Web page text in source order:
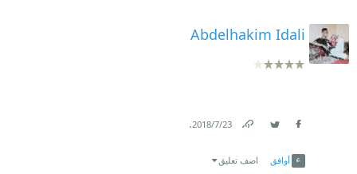
Abdelhakim Idali
23‏/7‏/2018
.
أوافق اضف تعليق